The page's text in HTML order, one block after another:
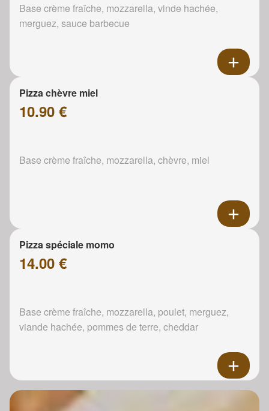
Base crème fraîche, mozzarella, vinde hachée,
merguez, sauce barbecue
Pizza chèvre miel
10.90 €
Base crème fraîche, mozzarella, chèvre, miel
Pizza spéciale momo
14.00 €
Base crème fraîche, mozzarella, poulet, merguez,
viande hachée, pommes de terre, cheddar